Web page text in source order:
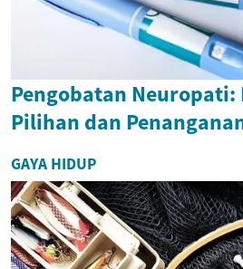
Pengobatan Neuropati:
Pilihan dan
GAYA HIDUP